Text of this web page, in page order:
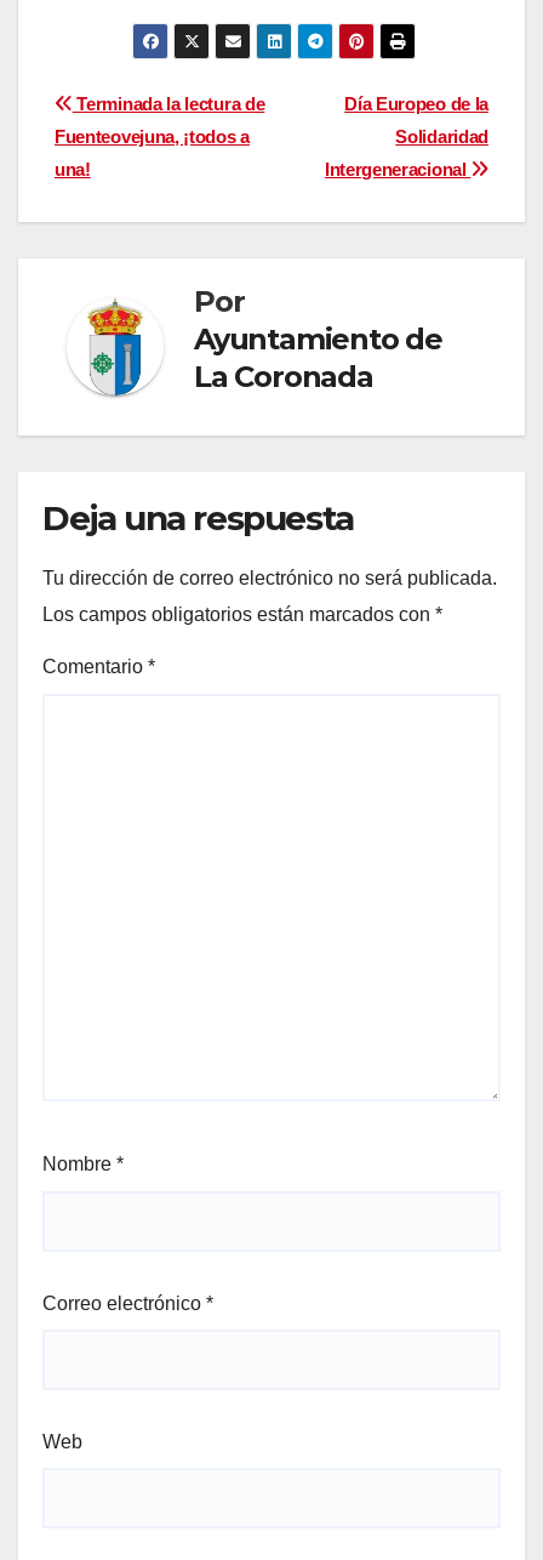
Navegación
de
entradas
Día Europeo de la
Solidaridad
Intergeneracional
Terminada la lectura de
Fuenteovejuna, ¡todos a
una!
Por
Ayuntamiento de
La Coronada
Deja una respuesta
Tu dirección de correo electrónico no será publicada.
Los campos obligatorios están marcados con *
Comentario *
Nombre *
Correo electrónico *
Web